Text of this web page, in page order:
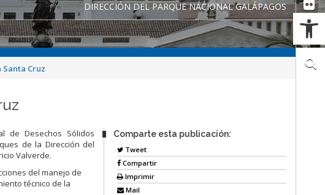
DIRECCIÓN DEL PARQUE NACIONAL GALÁPAGOS
Cruz
de Desechos Sólidos
de la Dirección del
Valverde.
del manejo de
técnico de la
Comparte esta publicación:
Tweet
Compartir
Imprimir
Mail